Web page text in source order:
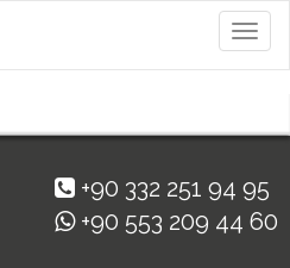
Menü
+90 332 251 94 95
+90 553 209 44 60